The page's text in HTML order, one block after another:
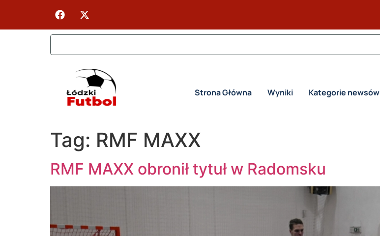
Strona Główna Wyniki Kategorie newsów
Tag: RMF MAXX
RMF MAXX obronił tytuł w Radomsku